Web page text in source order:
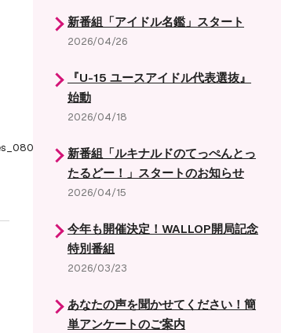
新番組「アイドル名鑑」スタート
2026/04/26
『U-15 ユースアイドル代表選抜』
始動
2026/04/18
新番組「ルキナルドのてっぺんとっ
たるどー！」スタートのお知らせ
2026/04/15
今年も開催決定！WALLOP開局記念
特別番組
2026/03/23
あなたの声を聞かせてください！簡
単アンケートのご案内